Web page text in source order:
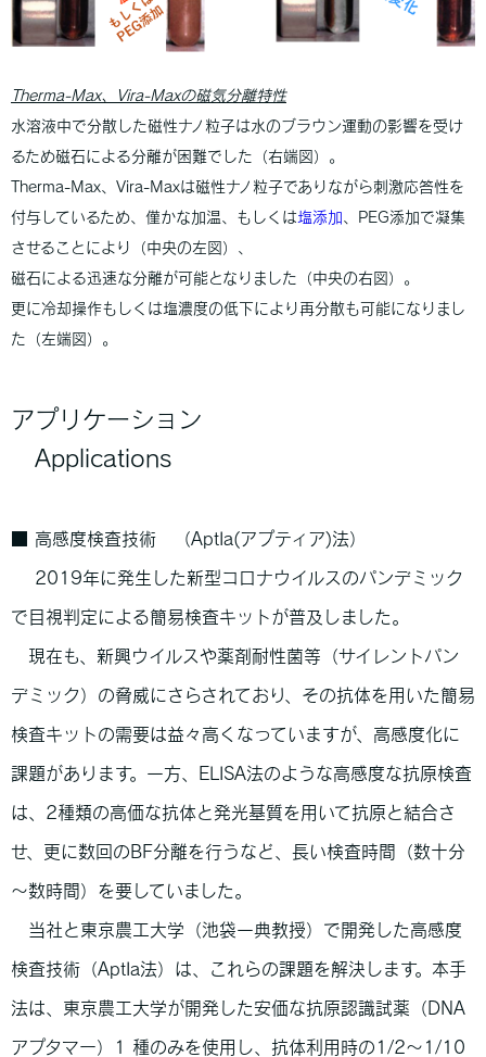
Therma-Max、Vira-Maxの磁気分離特性
水溶液中で分散した磁性ナノ粒子は水のブラウン運動の影響を受け
るため磁石による分離が困難でした（右端図）。
Therma-Max、Vira-Maxは磁性ナノ粒子でありながら刺激応答性を
付与しているため、僅かな加温、もしくは塩添加 、PEG添加で凝集
させることにより（中央の左図）、
磁石による迅速な分離が可能となりました（中央の右図）。
更に冷却操作もしくは塩濃度の低下により再分散も可能になりまし
た（左端図）。
アプリケーション
Applications
■ 高感度検査技術 （AptIa(アプティア)法）
2019年に発生した新型コロナウイルスのパンデミック
で目視判定による簡易検査キットが普及しました。
現在も、新興ウイルスや薬剤耐性菌等（サイレントパン
デミック）の脅威にさらされており、その抗体を用いた簡易
検査キットの需要は益々高くなっていますが、高感度化に
課題があります。一方、ELISA法のような高感度な抗原検査
は、2種類の高価な抗体と発光基質を用いて抗原と結合さ
せ、更に数回のBF分離を行うなど、長い検査時間（数十分
～数時間）を要していました。
当社と東京農工大学（池袋一典教授）で開発した高感度
検査技術（AptIa法）は、これらの課題を解決します。本手
法は、東京農工大学が開発した安価な抗原認識試薬（DNA
アプタマー）1 種のみを使用し、抗体利用時の1/2～1/10